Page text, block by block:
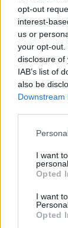
opt-out
interest-
us or
your opt-out.
disclosure of
IAB’s list of
also be
Downstream
I want
Opted
I want
Opted
Sviestas.
nuolat ir
kulinaro,
aspektai
naudoju